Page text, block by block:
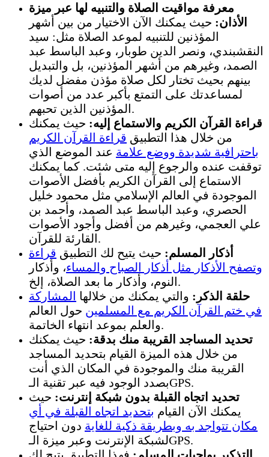
معرفة مواقيت الصلاة والتنبيه لها عبر ميزة
الأذان: حيث يمكنك الآن الاختيار من بين أشهر
المؤذنين للتنبيه لموعد الصلاة مثل: سيد
النقشبندي، ونصر الدين طوبار، وعبد الباسط عبد
الصمد، وغيرهم من أشهر المؤذنين، بل والتبديل
بينهم بحيث تختار لكل صلاة مؤذن مفضل لديك
لمساعدتك على التمتع بأكبر عدد من أصوات
المؤذنين الذين تحبهم.
قراءة القرآن الكريم والاستماع إليه: حيث يمكنك
من خلال هذا التطبيق قراءة القرآن الكريم
باحترافية شديدة ووضع علامة عند الموضع الذي
توقفت عنده والرجوع إليه متى شئت. كما يمكنك
الاستماع إلى القرآن الكريم بأفضل الأصوات
الموجودة في العالم الإسلامي مثل محمود خليل
الحصري، وعبد الباسط عبد الصمد، وأحمد بن
علي العجمي، وغيرهم من أفضل وأجود الأصوات
القارئة للقرآن.
أذكار المسلم: حيث يتيح لك التطبيق قراءة
وتصفح الأذكار مثل أذكار الصباح والمساء، وأذكار
النوم، وأذكار ما بعد الصلاة، إلخ.
حلقة الذكر: والتي يمكنك من خلالها المشاركة
في ختم القرآن الكريم مع المسلمين حول العالم
والعلم بموعد انتهاء الخاتمة.
تحديد المساجد القريبة منك بدقة: حيث يمكنك
من خلال هذه الميزة القيام بتحديد المساجد
القريبة منك والموجودة في المكان الذي أنت
بصدد الوجود فيه عبر تقنية الـGPS.
تحديد اتجاه القبلة بدون شبكة إنترنت: حيث
يمكنك الآن القيام بتحديد اتجاه القبلة في أي
مكان تتواجد به وبطريقة ذكية للغاية دون احتياج
لشبكة الإنترنت وعبر ميزة الـGPS.
التذكير بواجبات المسلم: فهذا التطبيق يتيح لك